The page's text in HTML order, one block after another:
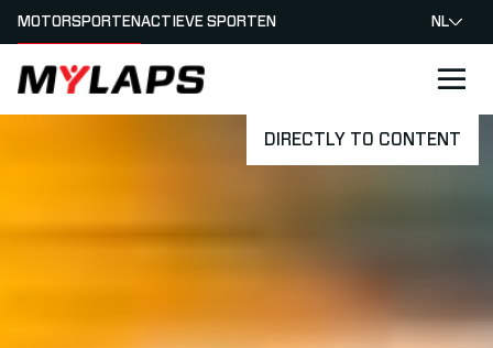
DIRECTLY TO CONTENT
LOGO MYLAPS - NEDERLAND
MOTORSPORTENACTIEVE SPORTEN NL